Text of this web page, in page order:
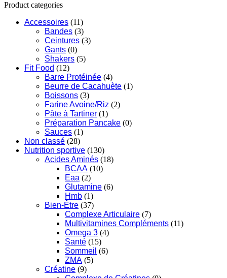
Product categories
Accessoires (11)
Bandes (3)
Ceintures (3)
Gants (0)
Shakers (5)
Fit Food (12)
Barre Protéinée (4)
Beurre de Cacahuète (1)
Boissons (3)
Farine Avoine/Riz (2)
Pâte à Tartiner (1)
Préparation Pancake (0)
Sauces (1)
Non classé (28)
Nutrition sportive (130)
Acides Aminés (18)
BCAA (10)
Eaa (2)
Glutamine (6)
Hmb (1)
Bien-Être (37)
Complexe Articulaire (7)
Multivitamines Compléments (11)
Omega 3 (4)
Santé (15)
Sommeil (6)
ZMA (5)
Créatine (9)